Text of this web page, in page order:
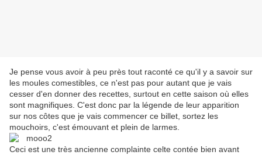
Je pense vous avoir à peu près tout raconté ce qu'il y a savoir sur
les moules comestibles, ce n'est pas pour autant que je vais
cesser d'en donner des recettes, surtout en cette saison où elles
sont magnifiques. C'est donc par la légende de leur apparition
sur nos côtes que je vais commencer ce billet, sortez les
mouchoirs, c'est émouvant et plein de larmes.
Ceci est une très ancienne complainte celte contée bien avant